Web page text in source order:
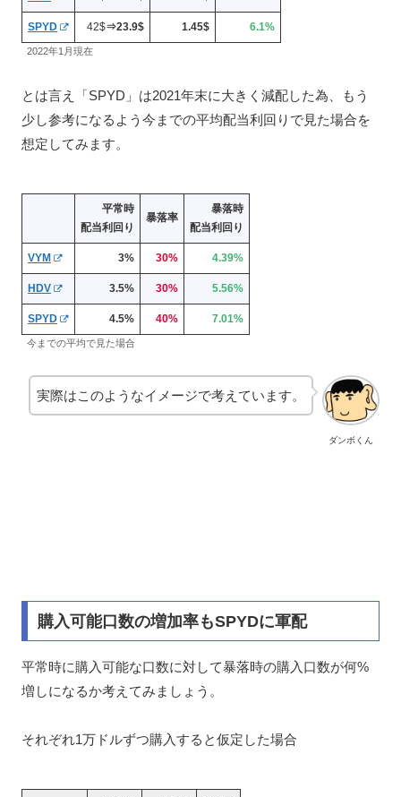
SPYD 42$⇒23.9$ 1.45$ 6.1%
2022年1月現在
とは言え「SPYD」は2021年末に大きく減配した為、もう
少し参考になるよう今までの平均配当利回りで見た場合を
想定してみます。
平常時
配当利回り
暴落率
暴落時
配当利回り
VYM 3% 30% 4.39%
HDV 3.5% 30% 5.56%
SPYD 4.5% 40% 7.01%
今までの平均で見た場合
ダンボくん
実際はこのようなイメージで考えています。
購入可能口数の増加率もSPYDに軍配
平常時に購入可能な口数に対して暴落時の購入口数が何%
増しになるか考えてみましょう。
それぞれ1万ドルずつ購入すると仮定した場合